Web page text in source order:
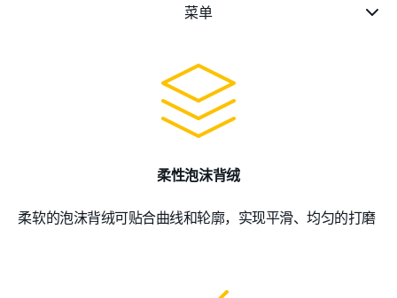
菜单
柔性泡沫背绒
柔软的泡沫背绒可贴合曲线和轮廓，实现平滑、均匀的打磨